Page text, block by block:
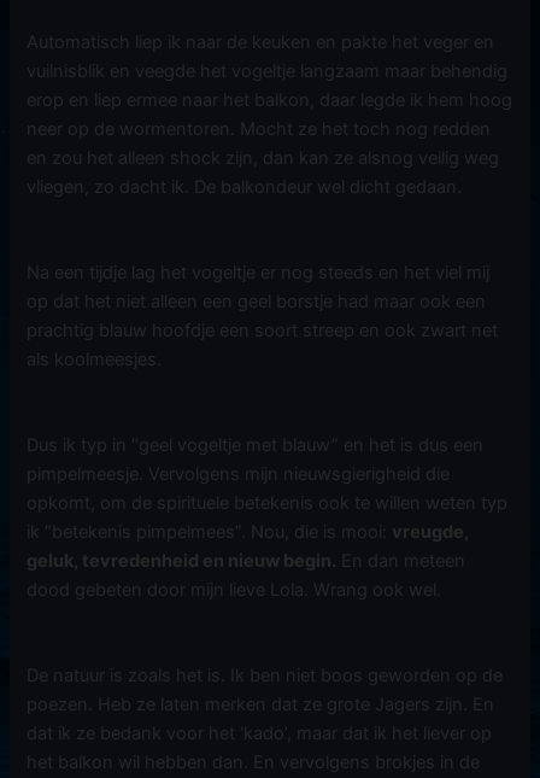
Automatisch liep ik naar de keuken en pakte het veger en
vuilnisblik en veegde het vogeltje langzaam maar behendig
erop en liep ermee naar het balkon, daar legde ik hem hoog
neer op de wormentoren. Mocht ze het toch nog redden
en zou het alleen shock zijn, dan kan ze alsnog veilig weg
vliegen, zo dacht ik. De balkondeur wel dicht gedaan.
Na een tijdje lag het vogeltje er nog steeds en het viel mij
op dat het niet alleen een geel borstje had maar ook een
prachtig blauw hoofdje een soort streep en ook zwart net
als koolmeesjes.
Dus ik typ in “geel vogeltje met blauw” en het is dus een
pimpelmeesje. Vervolgens mijn nieuwsgierigheid die
opkomt, om de spirituele betekenis ook te willen weten typ
ik “betekenis pimpelmees”. Nou, die is mooi: vreugde,
geluk, tevredenheid en nieuw begin. En dan meteen
dood gebeten door mijn lieve Lola. Wrang ook wel.
De natuur is zoals het is. Ik ben niet boos geworden op de
poezen. Heb ze laten merken dat ze grote Jagers zijn. En
dat ik ze bedank voor het ‘kado’, maar dat ik het liever op
het balkon wil hebben dan. En vervolgens brokjes in de